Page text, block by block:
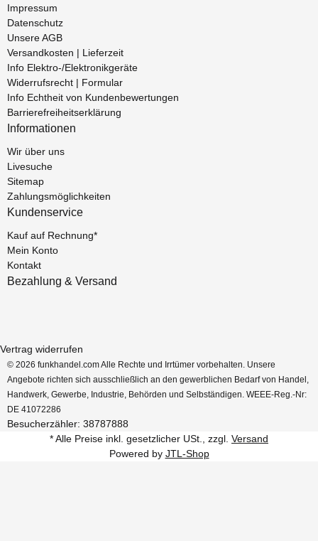
Impressum
Datenschutz
Unsere AGB
Versandkosten | Lieferzeit
Info Elektro-/Elektronikgeräte
Widerrufsrecht | Formular
Info Echtheit von Kundenbewertungen
Barrierefreiheitserklärung
Informationen
Wir über uns
Livesuche
Sitemap
Zahlungsmöglichkeiten
Kundenservice
Kauf auf Rechnung*
Mein Konto
Kontakt
Bezahlung & Versand
Vertrag widerrufen
© 2026 funkhandel.com Alle Rechte und Irrtümer vorbehalten. Unsere
Angebote richten sich ausschließlich an den gewerblichen Bedarf von Handel,
Handwerk, Gewerbe, Industrie, Behörden und Selbständigen. WEEE-Reg.-Nr:
DE 41072286
Besucherzähler: 38787888
* Alle Preise inkl. gesetzlicher USt., zzgl. Versand
Powered by JTL-Shop